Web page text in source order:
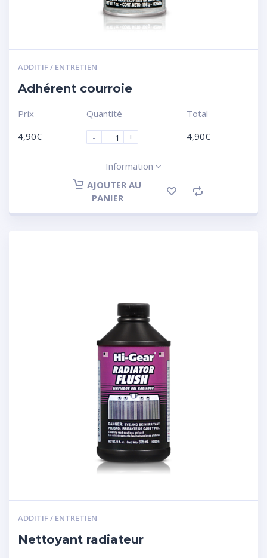
ADDITIF / ENTRETIEN
Adhérent courroie
Prix
4,90€
Quantité
-
+
Total
4,90€
Information
AJOUTER AU
PANIER
ADDITIF / ENTRETIEN
Nettoyant radiateur